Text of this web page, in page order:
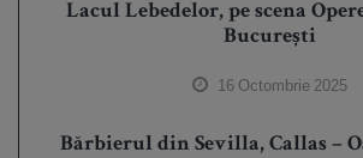
Lacul Lebedelor, pe scena
București
16 Octombrie 2025
Bărbierul din Sevilla, Callas –